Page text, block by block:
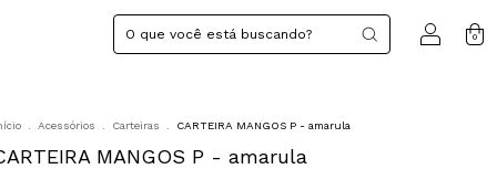
0
Acessórios Carteiras CARTEIRA MANGOS P - amarula
MANGOS P - amarula